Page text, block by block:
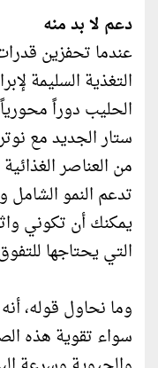
دعم لا بد منه
عندما تحفزين
التغذية السليمة
الحليب دوراً
ستار الجديد مع
من العناصر
تدعم النمو الشامل
يمكنك أن تكوني
التي يحتاجها
وما نحاول قوله،
سواء تقوية هذه